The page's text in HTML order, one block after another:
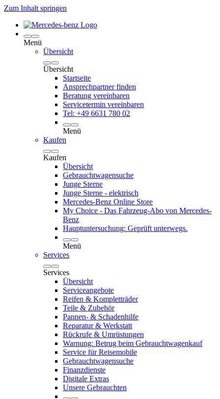
Zum Inhalt springen
Menü
Übersicht
Übersicht
Startseite
Ansprechpartner finden
Beratung vereinbaren
Servicetermin vereinbaren
Tel: +49 6631 780 02
Menü
Kaufen
Kaufen
Übersicht
Gebrauchtwagensuche
Junge Sterne
Junge Sterne - elektrisch
Mercedes-Benz Online Store
My Choice - Das Fahrzeug-Abo von Mercedes-
Benz
Hauptuntersuchung: Geprüft unterwegs.
Menü
Services
Services
Übersicht
Serviceangebote
Reifen & Kompletträder
Teile & Zubehör
Pannen- & Schadenhilfe
Reparatur & Werkstatt
Rückrufe & Umrüstungen
Warnung: Betrug beim Gebrauchtwagenkauf
Service für Reisemobile
Gebrauchtwagensuche
Finanzdienste
Digitale Extras
Unsere Gebrauchten